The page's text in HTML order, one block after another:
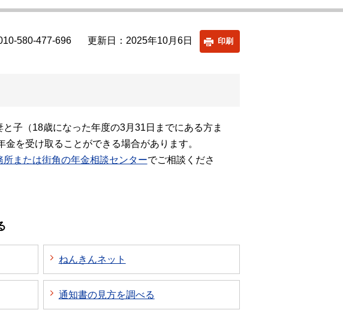
580-477-696 更新日：2025年10月6日 印刷
子（18歳になった年度の3月31日までにある方ま
を受け取ることができる場合があります。
所または街角の年金相談センターでご相談くださ
ねんきんネット
通知書の見方を調べる